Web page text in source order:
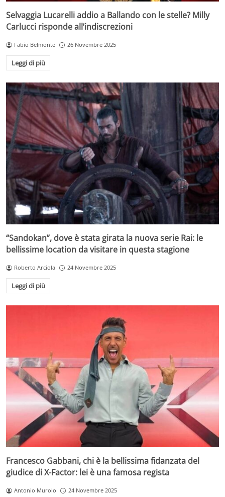
Selvaggia Lucarelli addio a Ballando con le stelle? Milly
Carlucci risponde all’indiscrezioni
Fabio Belmonte 26 Novembre 2025
Leggi di più
“Sandokan”, dove è stata girata la nuova serie Rai: le
bellissime location da visitare in questa stagione
Roberto Arciola 24 Novembre 2025
Leggi di più
Francesco Gabbani, chi è la bellissima fidanzata del
giudice di X-Factor: lei è una famosa regista
Antonio Murolo 24 Novembre 2025